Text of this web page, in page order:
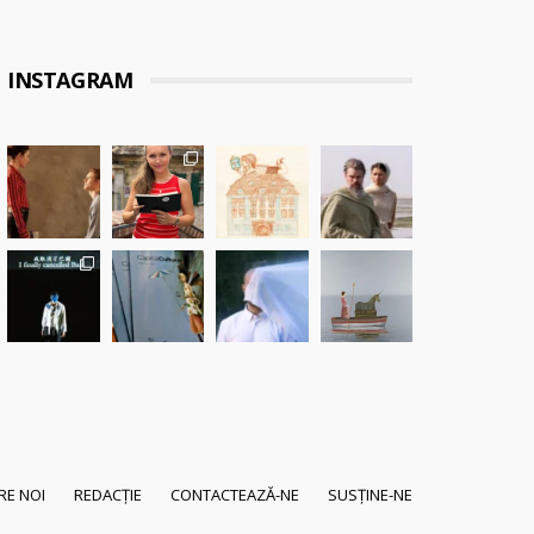
INSTAGRAM
NOI REDACȚIE CONTACTEAZĂ-NE SUSȚINE-NE